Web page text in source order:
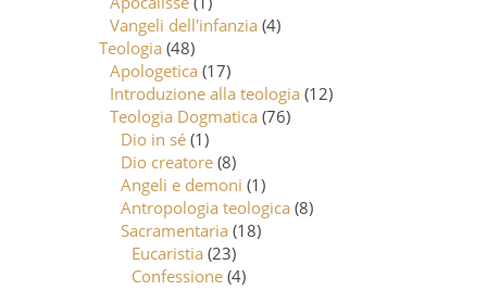
Vangeli dell'infanzia (4)
Teologia (48)
Apologetica (17)
Introduzione alla teologia (12)
Teologia Dogmatica (76)
Dio in sé (1)
Dio creatore (8)
Angeli e demoni (1)
Antropologia teologica (8)
Sacramentaria (18)
Eucaristia (23)
Confessione (4)